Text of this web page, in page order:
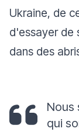
Ukraine, de
d'essayer de
dans des
Nous
qui